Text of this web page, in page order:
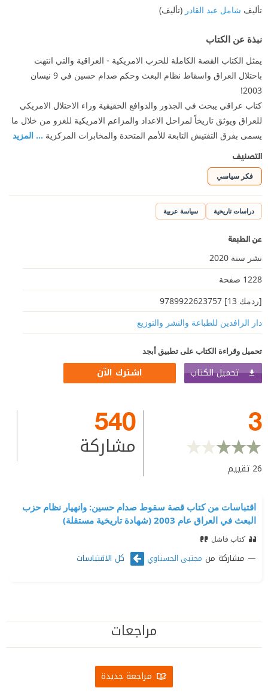
تأليف شامل عبد القادر (تأليف)
نبذة عن الكتاب
يمثل الكتاب القصة الكاملة للحرب الامريكية - العراقية والتي انتهت
باحتلال العراق واسقاط نظام البعث وحكم صدام حسين في 9 نيسان
2003!
كتاب عراقي يبحث في الجذور والدوافع الحقيقية وراء الاحتلال الامريكي
للعراق ويوثق تاريخاً لمراحل الاعداد والمزاعم الامريكية للغزو من خلال ما
يسمى بفرق التفتيش التابعة للأمم المتحدة والمخابرات المركزية ... المزيد
التصنيف
فكر سياسي
دراسات تاريخية سياسة عربية
عن الطبعة
نشر سنة 2020
1228 صفحة
[ردمك 13] 9789922623757
دار الرافدين للطباعة والنشر والتوزيع
تحميل وقراءة الكتاب على تطبيق أبجد
تحميل الكتاب اشترك الآن
3
26 تقييم
540
مشاركة
اقتباسات من كتاب قصة سقوط صدام حسين: وانهيار نظام حزب
البعث في العراق عام 2003 (شهادة تاريخية مستقلة)
كتاب فاشل
مشاركة من مجتبى الحسناوي كل الاقتباسات
مراجعات
مراجعة جديدة